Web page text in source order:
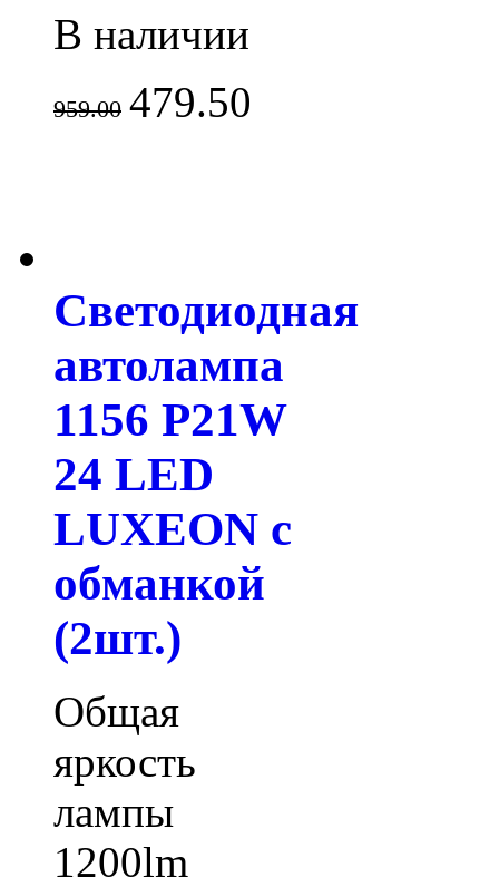
В наличии
959.00 479.50
Светодиодная
автолампа
1156 P21W
24 LED
LUXEON с
обманкой
(2шт.)
Общая
яркость
лампы
1200lm